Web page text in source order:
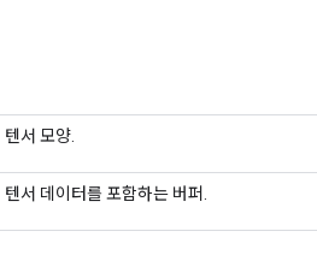
텐서 모양.
텐서 데이터를 포함하는 버퍼.